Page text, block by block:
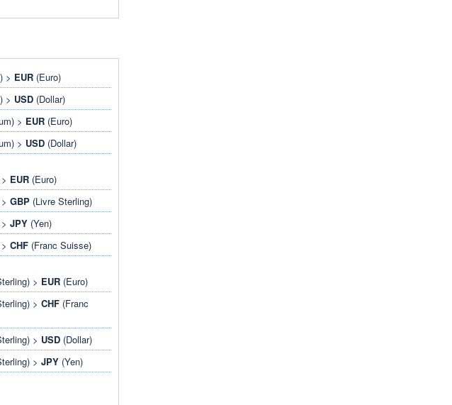
> EUR (Euro)
> USD (Dollar)
> EUR (Euro)
> USD (Dollar)
EUR (Euro)
>GBP (Livre Sterling)
>JPY (Yen)
>CHF (Franc Suisse)
> EUR (Euro)
>CHF (Franc
> USD (Dollar)
>JPY (Yen)